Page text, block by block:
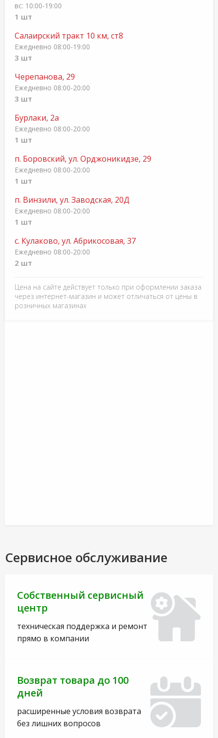
вс: 10:00-19:00
1 шт
Салаирский тракт 10 км, ст8
Ежедневно 08:00-19:00
3 шт
Черепанова, 29
Ежедневно 08:00-20:00
3 шт
Бурлаки, 2а
Ежедневно 08:00-20:00
1 шт
п. Боровский, ул. Орджоникидзе, 29
Ежедневно 08:00-20:00
1 шт
п. Винзили, ул. Заводская, 20Д
Ежедневно 08:00-20:00
1 шт
с. Кулаково, ул. Абрикосовая, 37
Ежедневно 08:00-20:00
2 шт
Цена на сайте действует только при оформлении заказа
через интернет-магазин и может отличаться от цены в
розничных магазинах
Сервисное обслуживание
Собственный сервисный
центр
техническая поддержка и ремонт
прямо в компании
Возврат товара до 100
дней
расширенные условия возврата
без лишних вопросов